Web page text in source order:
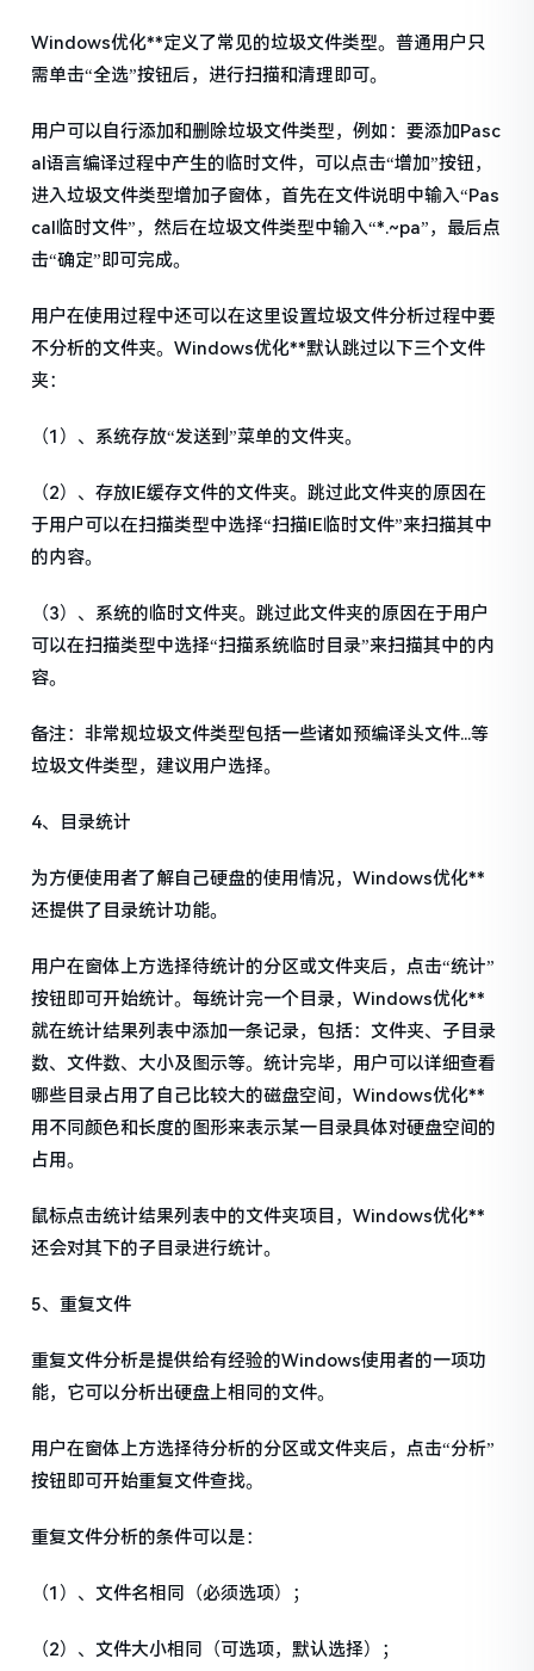
Windows优化**定义了常见的垃圾文件类型。普通用户只
需单击“全选”按钮后，进行扫描和清理即可。
用户可以自行添加和删除垃圾文件类型，例如：要添加Pasc
al语言编译过程中产生的临时文件，可以点击“增加”按钮，
进入垃圾文件类型增加子窗体，首先在文件说明中输入“Pas
cal临时文件”，然后在垃圾文件类型中输入“*.~pa”，最后点
击“确定”即可完成。
用户在使用过程中还可以在这里设置垃圾文件分析过程中要
不分析的文件夹。Windows优化**默认跳过以下三个文件
夹：
（1）、系统存放“发送到”菜单的文件夹。
（2）、存放IE缓存文件的文件夹。跳过此文件夹的原因在
于用户可以在扫描类型中选择“扫描IE临时文件”来扫描其中
的内容。
（3）、系统的临时文件夹。跳过此文件夹的原因在于用户
可以在扫描类型中选择“扫描系统临时目录”来扫描其中的内
容。
备注：非常规垃圾文件类型包括一些诸如预编译头文件...等
垃圾文件类型，建议用户选择。
4、目录统计
为方便使用者了解自己硬盘的使用情况，Windows优化**
还提供了目录统计功能。
用户在窗体上方选择待统计的分区或文件夹后，点击“统计”
按钮即可开始统计。每统计完一个目录，Windows优化**
就在统计结果列表中添加一条记录，包括：文件夹、子目录
数、文件数、大小及图示等。统计完毕，用户可以详细查看
哪些目录占用了自己比较大的磁盘空间，Windows优化**
用不同颜色和长度的图形来表示某一目录具体对硬盘空间的
占用。
鼠标点击统计结果列表中的文件夹项目，Windows优化**
还会对其下的子目录进行统计。
5、重复文件
重复文件分析是提供给有经验的Windows使用者的一项功
能，它可以分析出硬盘上相同的文件。
用户在窗体上方选择待分析的分区或文件夹后，点击“分析”
按钮即可开始重复文件查找。
重复文件分析的条件可以是：
（1）、文件名相同（必须选项）；
（2）、文件大小相同（可选项，默认选择）；